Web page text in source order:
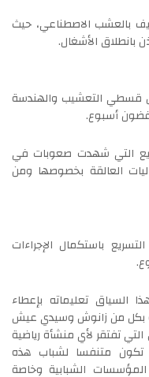
بالعشب الاصطناعي، حيث
بانطلاق الأشغال.
قسطي التعشيب والهندسة
أسبوع.
التي شهدت صعوبات في
العالقة بخصوصها ومن
باستكمال الإجراءات
السياق تعليماته بإعطاء
إنجاز 02 ملاعب بلدية بكل من زانوش وسيدي عيش
تفتقر لأي منشأة رياضية
تكون متنفسا لشباب هذه
الشبابية وخاصة